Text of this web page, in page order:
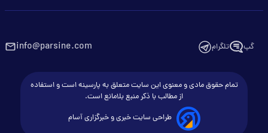
گپ تلگرام info@parsine.com
تمام حقوق مادی و معنوی این سایت متعلق به پارسینه است و استفاده
از مطالب با ذکر منبع بلامانع است.
طراحی سایت خبری و خبرگزاری آسام